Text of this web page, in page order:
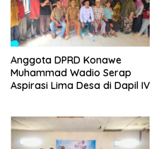
Anggota DPRD Konawe
Muhammad Wadio Serap
Aspirasi Lima Desa di Dapil IV